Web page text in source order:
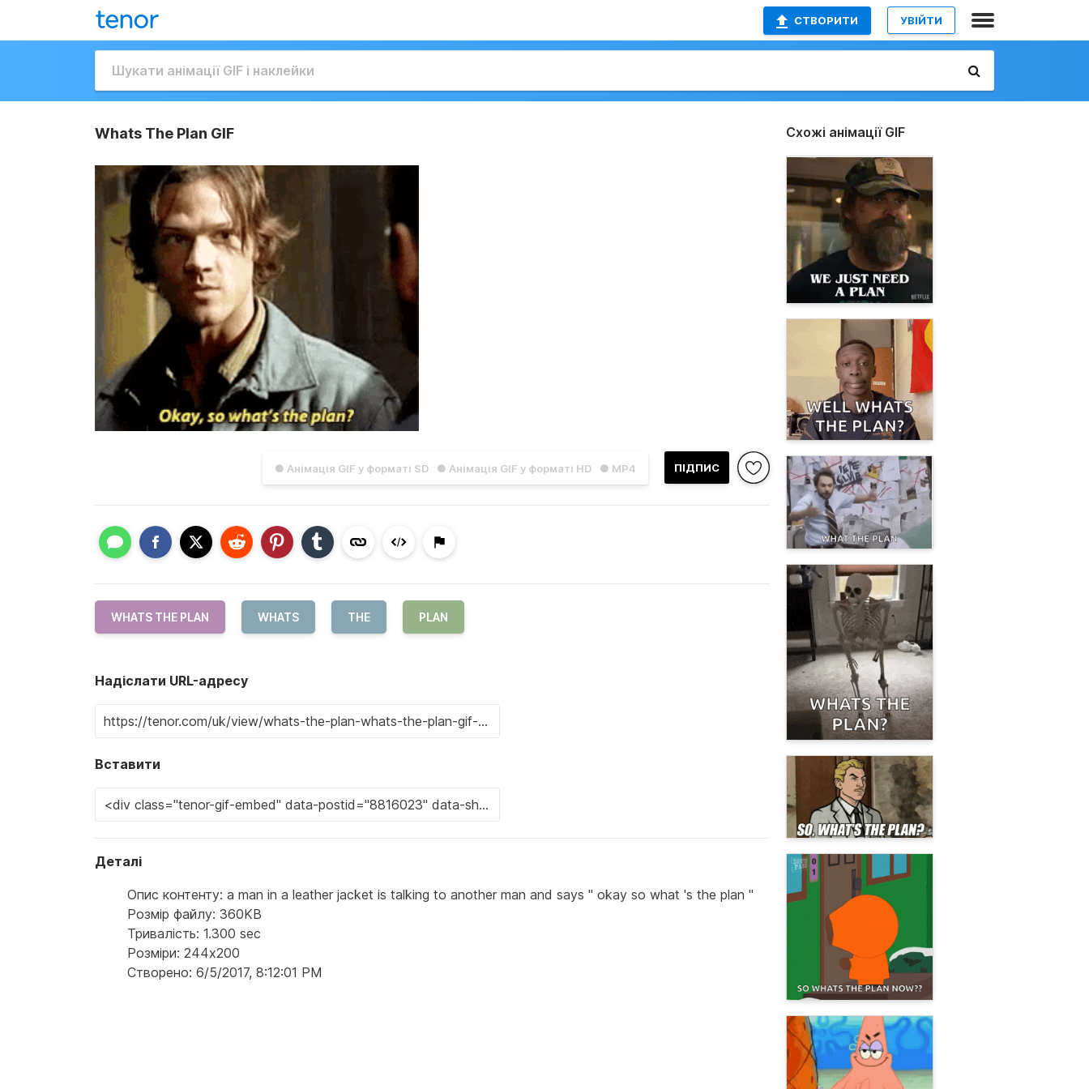
СТВОРИТИ УВІЙТИ
Whats The Plan GIF
● Анімація GIF у форматі SD ● Анімація GIF у форматі HD ● MP4 ПІДПИС
WHATS THE PLAN WHATS THE PLAN
Надіслати URL-адресу
Вставити
Деталі
Опис контенту: a man in a leather jacket is talking to another man and says " okay so what 's the plan "
Розмір файлу: 360KB
Тривалість: 1.300 sec
Розміри: 244x200
Створено: 6/5/2017, 8:12:01 PM
Схожі анімації GIF